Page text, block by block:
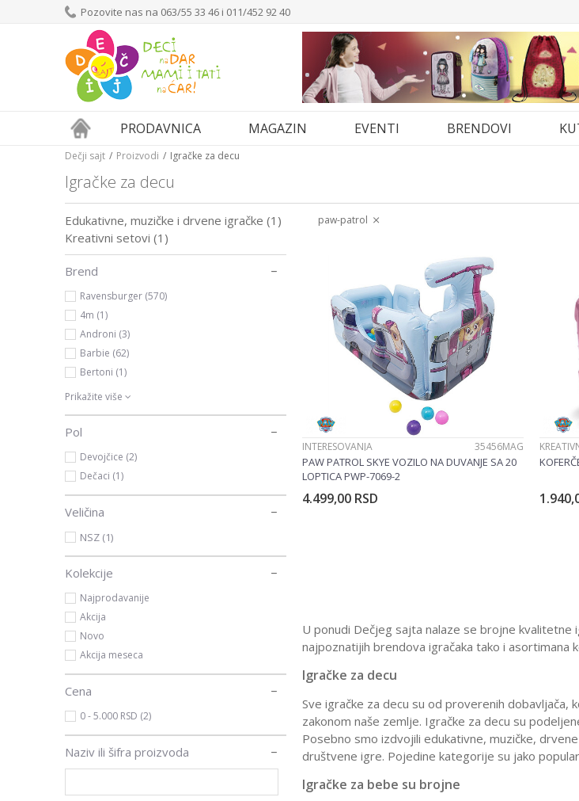
Pozovite nas na 063/55 33 46 i 011/452 92 40
PRODAVNICA MAGAZIN EVENTI BRENDOVI
Dečji sajt Proizvodi Igračke za decu
Igračke za decu
Edukativne, muzičke i drvene igračke (1)
Kreativni setovi (1)
Brend
Ravensburger (570)
4m (1)
Androni (3)
Barbie (62)
Bertoni (1)
Prikažite više
Pol
Devojčice (2)
Dečaci (1)
Veličina
NSZ (1)
Kolekcije
Najprodavanije
Akcija
Novo
Akcija meseca
Cena
0 - 5.000 RSD (2)
Naziv ili šifra proizvoda
paw-patrol
INTERESOVANJA 35456MAG
PAW PATROL SKYE VOZILO NA DUVANJE SA 20
LOPTICA PWP-7069-2
4.499,00 RSD
U ponudi Dečjeg sajta nalaze se brojne kvalitetne
najpoznatijih brendova igračaka tako i asortimana
Igračke za decu
Sve igračke za decu su od proverenih
zakonom naše zemlje. Igračke za decu su
Posebno smo izdvojili edukativne, muzičke,
društvene igre. Pojedine kategorije su jako
Igračke za bebe su brojne